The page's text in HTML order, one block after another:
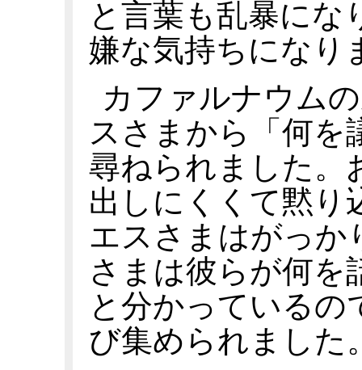
と言葉も乱暴にな
嫌な気持ちになり
カファルナウム
スさまから「何を
尋ねられました。
出しにくくて黙り
エスさまはがっか
さまは彼らが何を
と分かっているの
び集められました